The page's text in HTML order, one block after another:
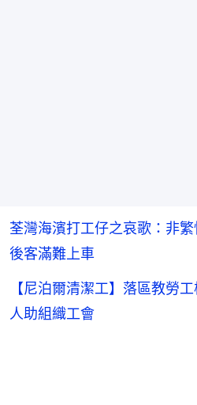
荃灣海濱打工仔之哀歌：非
後客滿難上車
【尼泊爾清潔工】落區教勞
人助組織工會